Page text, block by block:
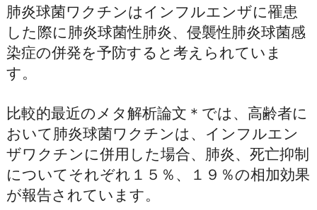
肺炎球菌ワクチンはインフルエンザに罹患
した際に肺炎球菌性肺炎、侵襲性肺炎球菌感
染症の併発を予防すると考えられていま
す。
比較的最近のメタ解析論文＊では、高齢者に
おいて肺炎球菌ワクチンは、インフルエン
ザワクチンに併用した場合、肺炎、死亡抑制
についてそれぞれ１５％、１９％の相加効果
が報告されています。